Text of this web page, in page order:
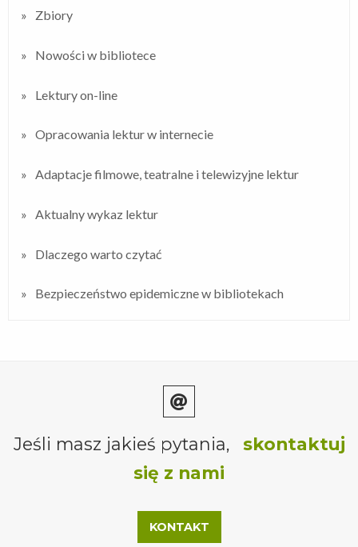
Zbiory
Nowości w bibliotece
Lektury on-line
Opracowania lektur w internecie
Adaptacje filmowe, teatralne i telewizyjne lektur
Aktualny wykaz lektur
Dlaczego warto czytać
Bezpieczeństwo epidemiczne w bibliotekach
Jeśli masz jakieś pytania,
skontaktuj
się z nami
KONTAKT